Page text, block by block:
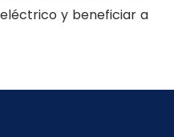
y beneficiar a